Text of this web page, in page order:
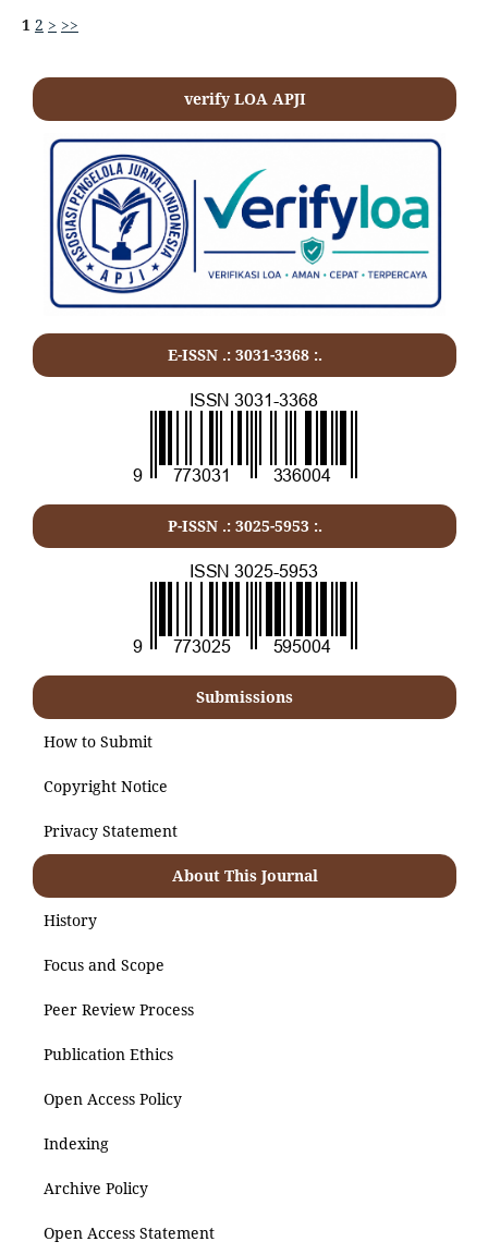
1 2 > >>
verify LOA APJI
E-ISSN .: 3031-3368:.
P-ISSN .: 3025-5953 :.
Submissions
How to Submit
Copyright Notice
Privacy Statement
About This Journal
History
Focus and Scope
Peer Review Process
Publication Ethics
Open Access Policy
Indexing
Archive Policy
Open Access Statement